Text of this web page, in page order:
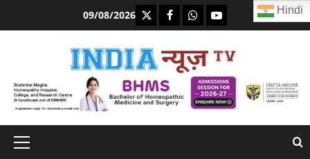
09/08/2026 https://x.com
facebook.com
https:/whatsapp.com/
Youtube.com
Primary
Hindi